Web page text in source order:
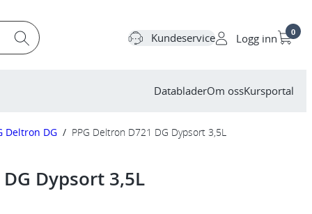
Kundeservice Logg inn 0
DatabladerOm ossKursportal
Deltron DG / PPG Deltron D721 DG Dypsort 3,5L
Dypsort 3,5L